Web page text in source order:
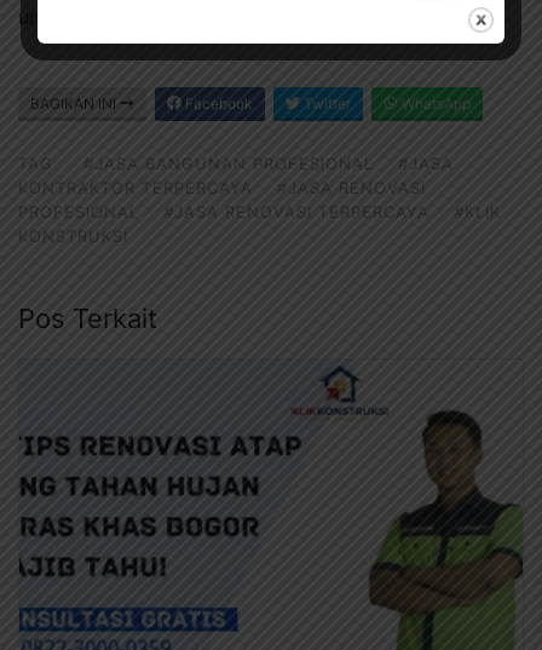
untuk berkonsulatsi secara gratis.
BAGIKAN INI Facebook Twitter WhatsApp
TAG: #JASA BANGUNAN PROFESIONAL
#JASA
KONTRAKTOR TERPERCAYA
#JASA RENOVASI
PROFESIONAL
#JASA RENOVASI TERPERCAYA
#KLIK
KONSTRUKSI
Pos Terkait